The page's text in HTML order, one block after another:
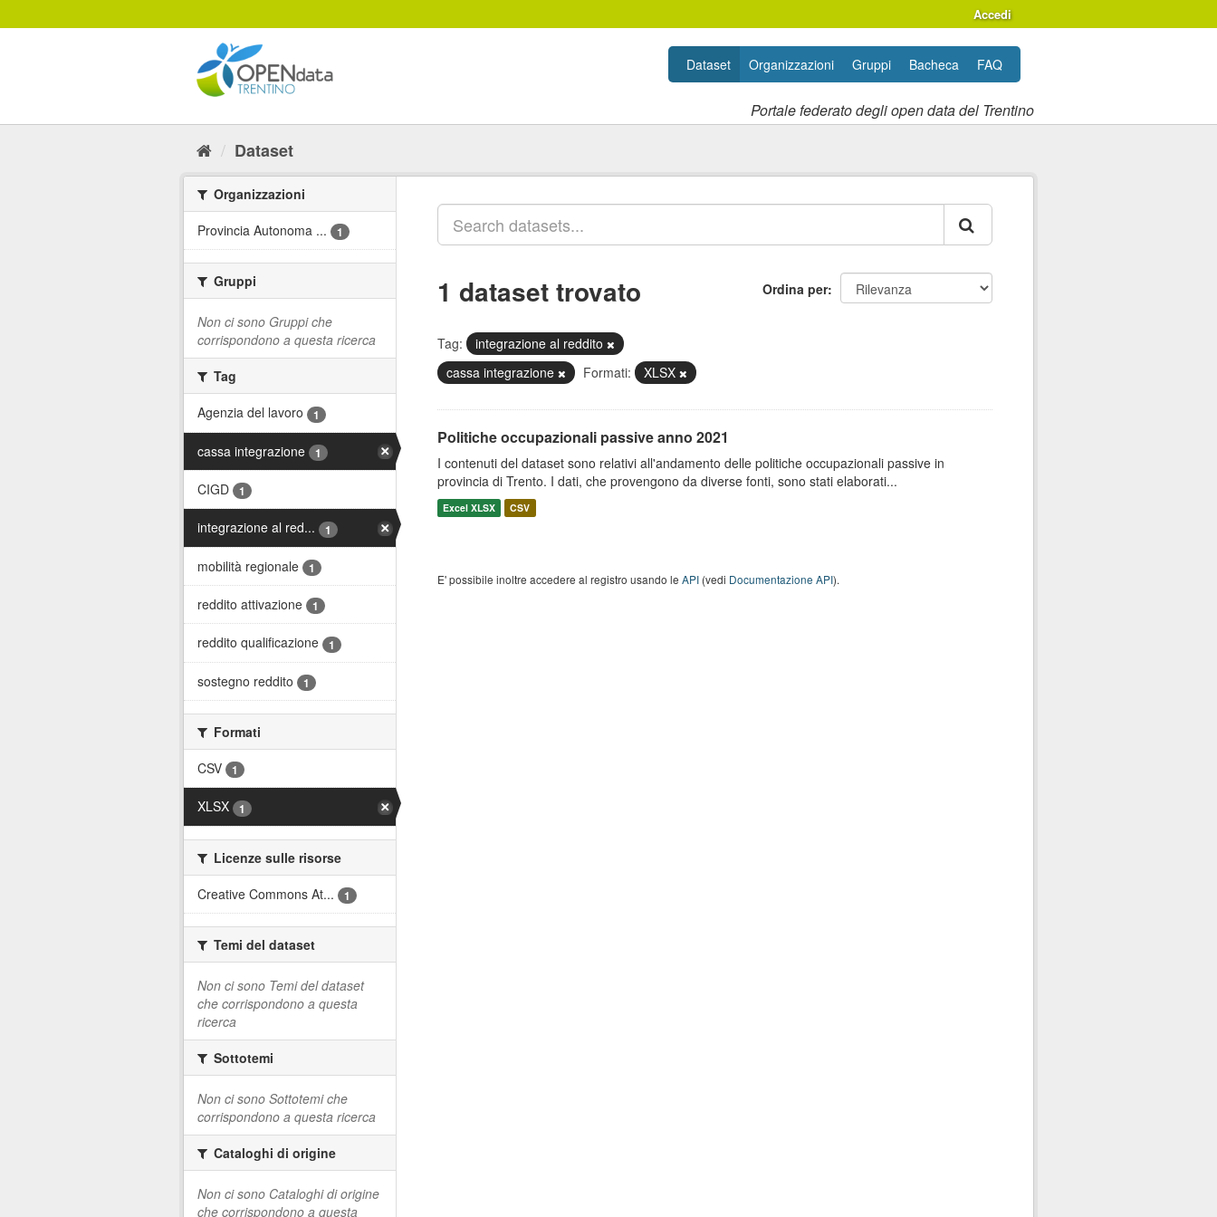
al
Accedi
Portale federato degli open data del Trentino
Dataset Organizzazioni Gruppi Bacheca FAQ
Dataset
Organizzazioni
Provincia Autonoma ...
1
Gruppi
Non ci sono Gruppi che
corrispondono a questa ricerca
Tag
Agenzia del lavoro
1
cassa integrazione 1
CIGD 1
integrazione al red... 1
mobilità regionale 1
reddito attivazione 1
reddito qualificazione 1
sostegno reddito 1
Formati
CSV
1
XLSX 1
Licenze sulle risorse
Creative Commons At...
1
Temi del dataset
Non ci sono Temi del dataset
che corrispondono a questa
ricerca
Sottotemi
Non ci sono Sottotemi che
corrispondono a questa ricerca
Cataloghi di origine
Non ci sono Cataloghi di origine
che corrispondono a questa
Ordina per
1 dataset trovato
Tag:
integrazione al reddito
cassa integrazione
Formati: XLSX
Politiche occupazionali passive anno 2021
I contenuti del dataset sono relativi all'andamento delle politiche occupazionali passive in
provincia di Trento. I dati, che provengono da diverse fonti, sono stati elaborati...
Excel XLSX CSV
E' possibile inoltre accedere al registro usando le API(vedi Documentazione API).